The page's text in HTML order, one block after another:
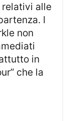
I
non
in
che la